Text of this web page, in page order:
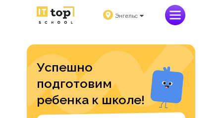
Энгельс
Успешно
подготовим
ребенка к школе!